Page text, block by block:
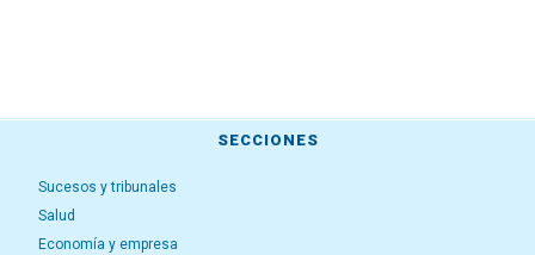
SECCIONES
Sucesos y tribunales
Salud
Economía y empresa